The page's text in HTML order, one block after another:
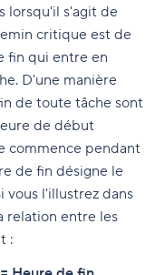
lorsqu'il s'agit de
critique est de
fin qui entre en
D'une manière
de toute tâche sont
de début
commence pendant
de fin désigne le
vous l'illustrez dans
relation entre les
: